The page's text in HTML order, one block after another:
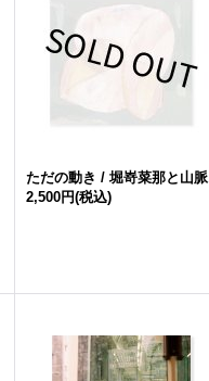
ただの動き / 堀嵜菜那と山脈
2,500円(税込)